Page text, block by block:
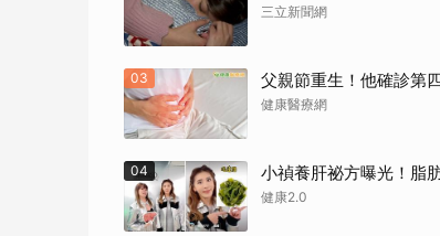
三立新聞網
03 父親節重生！他確診第
健康醫療網
04 小禎養肝祕方曝光！脂
健康2.0